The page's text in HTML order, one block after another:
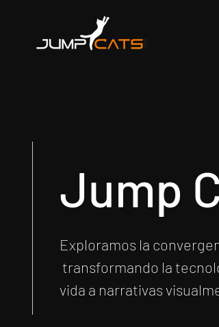
Jump
Exploramos la
transformando la
vida a narrativas